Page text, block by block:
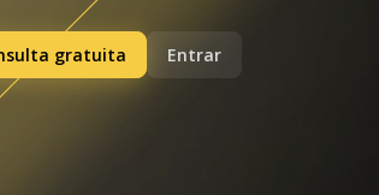
gratuita Entrar